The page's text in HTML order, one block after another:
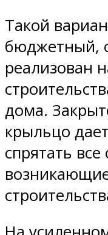
Такой
бюджетный,
реализован
дома.
крыльцо
спрятать все